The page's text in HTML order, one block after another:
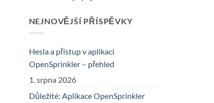
NEJNOVĚJŠÍ PŘÍSPĚVKY
Hesla a přístup v aplikaci
OpenSprinkler – přehled
1. srpna 2026
Důležité: Aplikace OpenSprinkler